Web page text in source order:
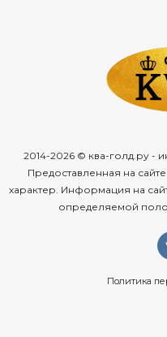
2014-2026 © ква-голд.ру -
Предоставленная на
характер. Информация на
определяемой
Политика